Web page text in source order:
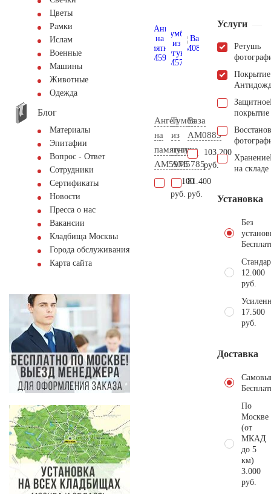
Цветы
Рамки
Ислам
Военные
Машины
Животные
Одежда
Блог
Материалы
Эпитафии
Вопрос - Ответ
Сотрудники
Сертификаты
Новости
Пресса о нас
Вакансии
Кладбища Москвы
Города обслуживания
Карта сайта
Ангел
на
памятник
AM5976
18.100
руб.
Тумба
из
чугуна
AM5785
81.400
руб.
Ваза
AM0885
103.200
руб.
Услуги
Ретушь
Покрытие
Защитное
покрытие
Хранение
на складе
Установка
Без
12.000
руб.
17.500
руб.
Доставка
По
Москве
(от
МКАД
до 5
км)
3.000
руб.